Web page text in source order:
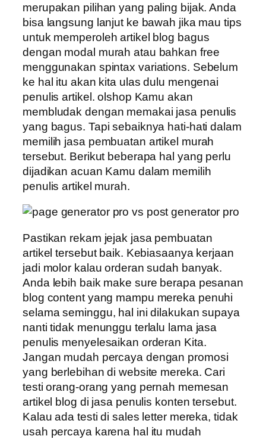
merupakan pilihan yang paling bijak. Anda
bisa langsung lanjut ke bawah jika mau tips
untuk memperoleh artikel blog bagus
dengan modal murah atau bahkan free
menggunakan spintax variations. Sebelum
ke hal itu akan kita ulas dulu mengenai
penulis artikel. olshop Kamu akan
membludak dengan memakai jasa penulis
yang bagus. Tapi sebaiknya hati-hati dalam
memilih jasa pembuatan artikel murah
tersebut. Berikut beberapa hal yang perlu
dijadikan acuan Kamu dalam memilih
penulis artikel murah.
Pastikan rekam jejak jasa pembuatan
artikel tersebut baik. Kebiasaanya kerjaan
jadi molor kalau orderan sudah banyak.
Anda lebih baik make sure berapa pesanan
blog content yang mampu mereka penuhi
selama seminggu, hal ini dilakukan supaya
nanti tidak menunggu terlalu lama jasa
penulis menyelesaikan orderan Kita.
Jangan mudah percaya dengan promosi
yang berlebihan di website mereka. Cari
testi orang-orang yang pernah memesan
artikel blog di jasa penulis konten tersebut.
Kalau ada testi di sales letter mereka, tidak
usah percaya karena hal itu mudah